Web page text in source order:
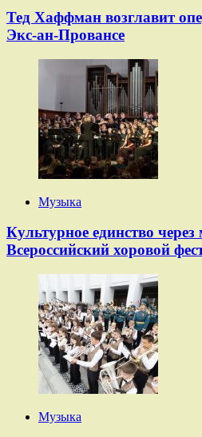
Тед Хаффман возглавит
Экс-ан-Провансе
Музыка
Культурное единство
Всероссийский хоровой
Музыка